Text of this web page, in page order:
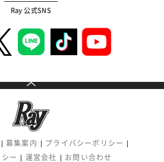
Ray 公式SNS
募集案内
プライバシーポリシー
ー
運営会社 お問い合わせ